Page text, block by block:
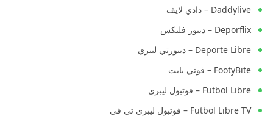
Daddylive – دادي لايف
Deporflix – ديبور فليكس
Deporte Libre – ديبورتي ليبري
FootyBite – فوتي بايت
Futbol Libre – فوتبول ليبري
Futbol Libre TV – فوتبول ليبري تي في